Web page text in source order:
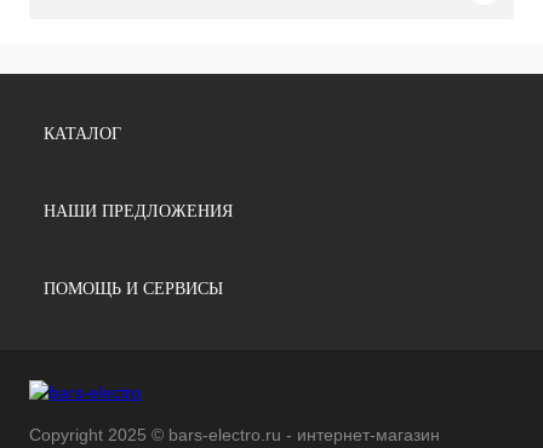
КАТАЛОГ
НАШИ ПРЕДЛОЖЕНИЯ
ПОМОЩЬ И СЕРВИСЫ
Copyright 2025 © bars-electro.ru - интернет-магазин